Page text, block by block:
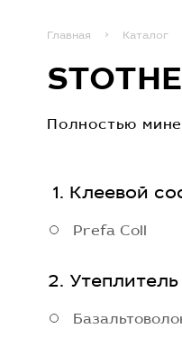
Главная Каталог
Полностью
Клеевой
Prefa Coll